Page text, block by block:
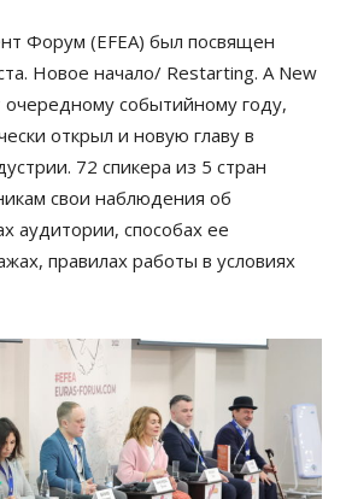
Форум (EFEA) был посвящен
Новое начало/ Restarting. A New
очередному событийному году,
открыл и новую главу в
72 спикера из 5 стран
свои наблюдения об
аудитории, способах ее
правилах работы в условиях